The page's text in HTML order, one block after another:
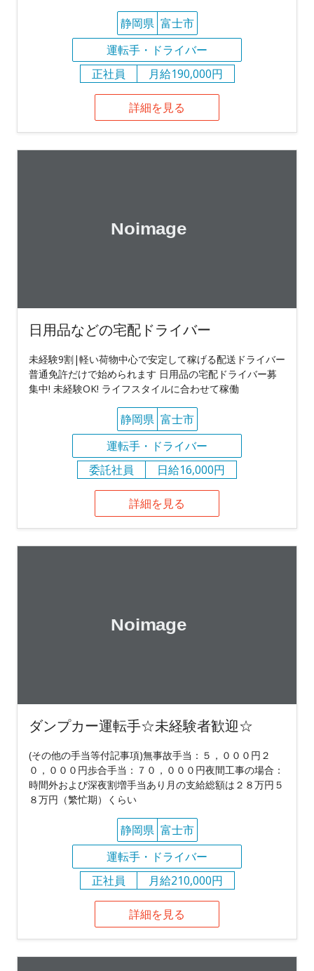
静岡県 富士市
運転手・ドライバー
正社員
月給190,000円
詳細を見る
日用品などの宅配ドライバー
未経験9割|軽い荷物中心で安定して稼げる配送ドライバー
普通免許だけで始められます 日用品の宅配ドライバー募
集中! 未経験OK! ライフスタイルに合わせて稼働
静岡県 富士市
運転手・ドライバー
委託社員
日給16,000円
詳細を見る
ダンプカー運転手☆未経験者歓迎☆
(その他の手当等付記事項)無事故手当：５，０００円２
０，０００円歩合手当：７０，０００円夜間工事の場合：
時間外および深夜割増手当あり月の支給総額は２８万円５
８万円（繁忙期）くらい
静岡県 富士市
運転手・ドライバー
正社員
月給210,000円
詳細を見る